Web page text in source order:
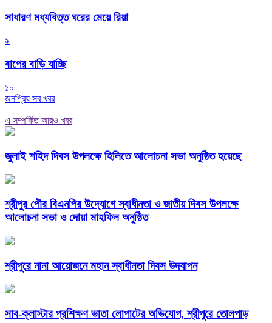
সাধারণ মধ্যবিত্ত ঘরের মেয়ে রিয়া
৯
বাপের বাড়ি যাচ্ছি
১০
জনপ্রিয় সব খবর
এ সম্পর্কিত আরও খবর
জুলাই শহিদ দিবস উপলক্ষে হিলিতে আলোচনা সভা অনুষ্ঠিত হয়েছে
শ্রীপুর পৌর বিএনপির উদ্যোগে স্বাধীনতা ও জাতীয় দিবস উপলক্ষে
আলোচনা সভা ও দোয়া মাহফিল অনুষ্ঠিত
শ্রীপুরে নানা আয়োজনে মহান স্বাধীনতা দিবস উদযাপন
সাব-ক্লাস্টার প্রশিক্ষণ ভাতা লোপাটের অভিযোগ, শ্রীপুরে তোলপাড়